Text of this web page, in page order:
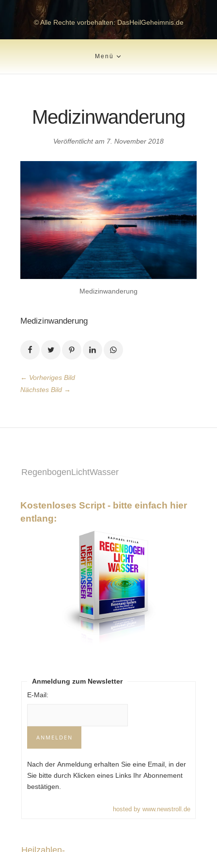
© Alle Rechte vorbehalten: DasHeilGeheimnis.de
Menü
Medizinwanderung
Veröffentlicht am 7. November 2018
Medizinwanderung
Medizinwanderung
← Vorheriges Bild
Nächstes Bild →
RegenbogenLichtWasser
Kostenloses Script - bitte einfach hier
entlang:
Anmeldung zum Newsletter
E-Mail:
Nach der Anmeldung erhalten Sie eine Email, in der
Sie bitte durch Klicken eines Links Ihr Abonnement
bestätigen.
hosted by www.newstroll.de